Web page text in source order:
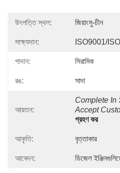
উৎপত্তি স্থল: জিয়াংসু-চীন
সাক্ষ্যদান: ISO9001/
পাদান: সিরামিক
রঙ: সাদা
আয়তন:
Complete In
Accept
গ্রহণ কর
আকৃতি: বৃত্তাকার
আবেদন: ডিজেল